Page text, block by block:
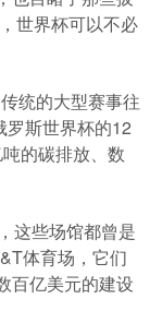
世界杯可以不必
统的大型赛事往
斯世界杯的12
的碳排放、数
这些场馆都曾是
体育场，它们
百亿美元的建设